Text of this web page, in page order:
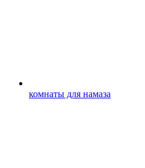
комнаты для намаза